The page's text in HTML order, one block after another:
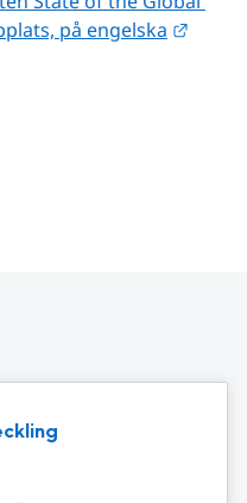
på engelska